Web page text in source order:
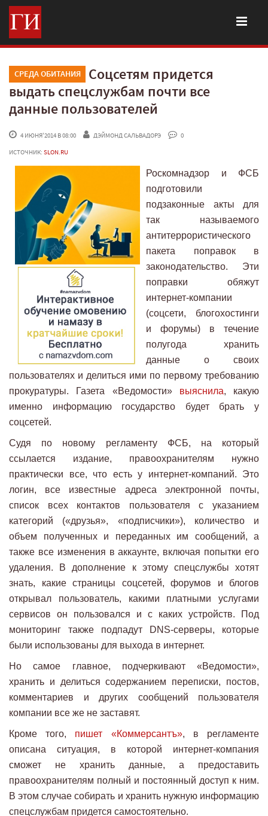
СРЕДА ОБИТАНИЯ
Соцсетям придется
выдать спецслужбам почти все
данные пользователей
4 ИЮНЯ'2014 В 08:00 ДЭЙМОНД САЛЬВАДОРЭ
0
ИСТОЧНИК: SLON.RU
Роскомнадзор и ФСБ
подготовили
подзаконные акты для
так называемого
антитеррористического
пакета поправок в
законодательство. Эти
поправки обяжут
интернет-компании
(соцсети, блогохостинги
и форумы) в течение
полугода хранить
данные о своих
пользователях и делиться ими по первому требованию
прокуратуры. Газета «Ведомости» выяснила, какую
именно информацию государство будет брать у
соцсетей.
Судя по новому регламенту ФСБ, на который
ссылается издание, правоохранителям нужно
практически все, что есть у интернет-компаний. Это
логин, все известные адреса электронной почты,
список всех контактов пользователя с указанием
категорий («друзья», «подписчики»), количество и
объем полученных и переданных им сообщений, а
также все изменения в аккаунте, включая попытки его
удаления. В дополнение к этому спецслужбы хотят
знать, какие страницы соцсетей, форумов и блогов
открывал пользователь, какими платными услугами
сервисов он пользовался и с каких устройств. Под
мониторинг также подпадут DNS-серверы, которые
были использованы для выхода в интернет.
Но самое главное, подчеркивают «Ведомости»,
хранить и делиться содержанием переписки, постов,
комментариев и других сообщений пользователя
компании все же не заставят.
Кроме того, пишет «Коммерсантъ», в регламенте
описана ситуация, в которой интернет-компания
сможет не хранить данные, а предоставить
правоохранителям полный и постоянный доступ к ним.
В этом случае собирать и хранить нужную информацию
спецслужбам придется самостоятельно.